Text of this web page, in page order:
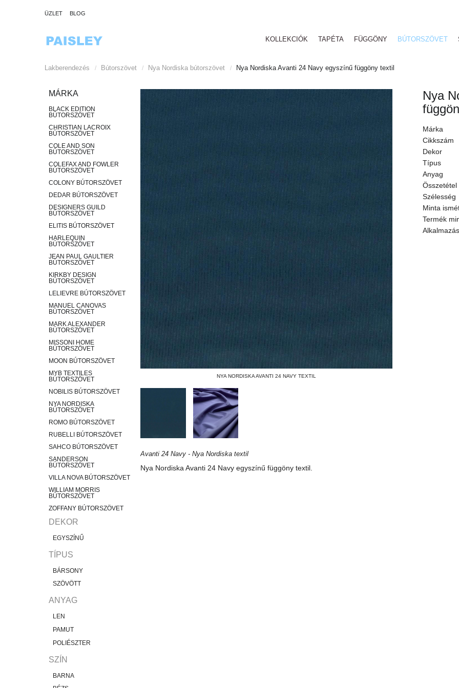
ÜZLET BLOG
KOLLEKCIÓK TAPÉTA FÜGGÖNY BÚTORSZÖVET
Lakberendezés / Bútorszövet / Nya Nordiska bútorszövet / Nya Nordiska Avanti 24 Navy egyszínű függöny textil
NYA NORDISKA AVANTI 24 NAVY TEXTIL
Nya
Márka
Cikkszám
Dekor
Típus
Anyag
Összetétel
Szélesség
Minta
Termék
Alkalmazás
Avanti 24 Navy - Nya Nordiska textil
Nya Nordiska Avanti 24 Navy egyszínű függöny textil.
MÁRKA
BLACK EDITION
BÚTORSZÖVET
CHRISTIAN LACROIX
BÚTORSZÖVET
COLE AND SON
BÚTORSZÖVET
COLEFAX AND FOWLER
BÚTORSZÖVET
COLONY BÚTORSZÖVET
DEDAR BÚTORSZÖVET
DESIGNERS GUILD
BÚTORSZÖVET
ELITIS BÚTORSZÖVET
HARLEQUIN
BÚTORSZÖVET
JEAN PAUL GAULTIER
BÚTORSZÖVET
KIRKBY DESIGN
BÚTORSZÖVET
LELIEVRE BÚTORSZÖVET
MANUEL CANOVAS
BÚTORSZÖVET
MARK ALEXANDER
BÚTORSZÖVET
MISSONI HOME
BÚTORSZÖVET
MOON BÚTORSZÖVET
MYB TEXTILES
BÚTORSZÖVET
NOBILIS BÚTORSZÖVET
NYA NORDISKA
BÚTORSZÖVET
ROMO BÚTORSZÖVET
RUBELLI BÚTORSZÖVET
SAHCO BÚTORSZÖVET
SANDERSON
BÚTORSZÖVET
VILLA NOVA BÚTORSZÖVET
WILLIAM MORRIS
BÚTORSZÖVET
ZOFFANY BÚTORSZÖVET
DEKOR
EGYSZÍNŰ
TÍPUS
BÁRSONY
SZÖVÖTT
ANYAG
LEN
PAMUT
POLIÉSZTER
SZÍN
BARNA